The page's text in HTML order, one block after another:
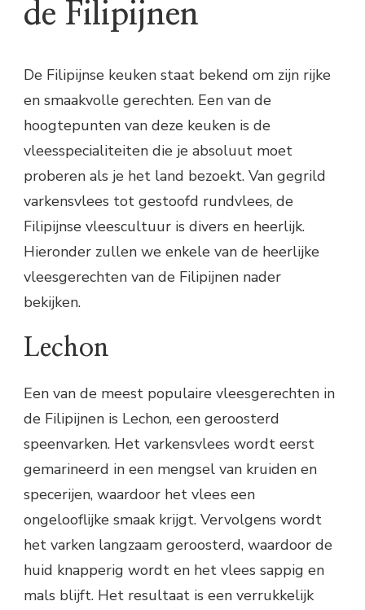
de Filipijnen
De Filipijnse keuken staat bekend om zijn rijke
en smaakvolle gerechten. Een van de
hoogtepunten van deze keuken is de
vleesspecialiteiten die je absoluut moet
proberen als je het land bezoekt. Van gegrild
varkensvlees tot gestoofd rundvlees, de
Filipijnse vleescultuur is divers en heerlijk.
Hieronder zullen we enkele van de heerlijke
vleesgerechten van de Filipijnen nader
bekijken.
Lechon
Een van de meest populaire vleesgerechten in
de Filipijnen is Lechon, een geroosterd
speenvarken. Het varkensvlees wordt eerst
gemarineerd in een mengsel van kruiden en
specerijen, waardoor het vlees een
ongelooflijke smaak krijgt. Vervolgens wordt
het varken langzaam geroosterd, waardoor de
huid knapperig wordt en het vlees sappig en
mals blijft. Het resultaat is een verrukkelijk